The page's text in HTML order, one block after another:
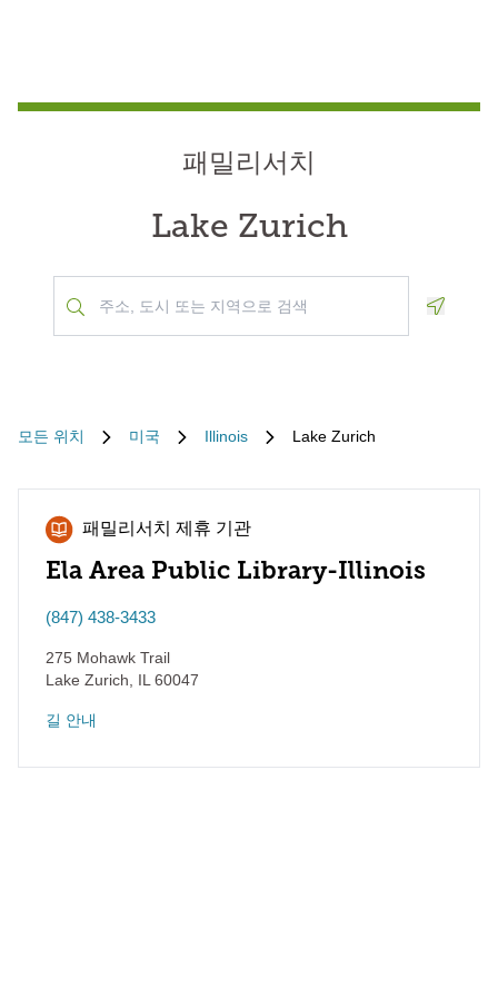
패밀리서치
Lake Zurich
모든 위치 미국 Illinois Lake Zurich
패밀리서치 제휴 기관
Ela Area Public Library-Illinois
(847) 438-3433
275 Mohawk Trail
Lake Zurich
IL 60047
길 안내